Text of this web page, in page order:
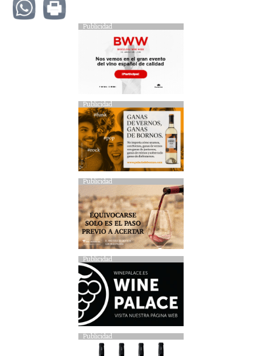
Publicidad
Publicidad
Publicidad
Publicidad
Publicidad